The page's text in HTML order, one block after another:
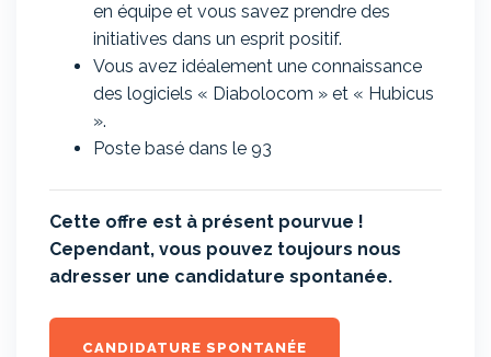
en équipe et vous savez prendre des
initiatives dans un esprit positif.
Vous avez idéalement une connaissance
des logiciels « Diabolocom » et « Hubicus
».
Poste basé dans le 93
Cette offre est à présent pourvue !
Cependant, vous pouvez toujours nous
adresser une candidature spontanée.
CANDIDATURE SPONTANÉE